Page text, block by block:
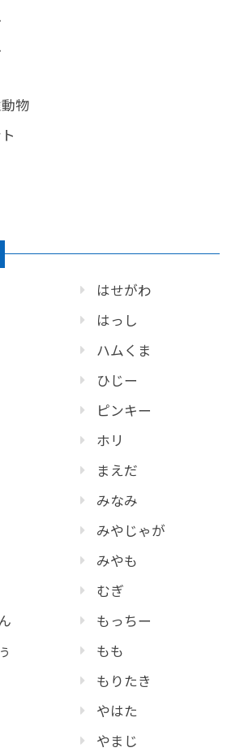
物
はせがわ
はっし
ハムくま
ひじー
ピンキー
ホリ
まえだ
みなみ
みやじゃが
みやも
むぎ
もっちー
もも
もりたき
やはた
やまじ